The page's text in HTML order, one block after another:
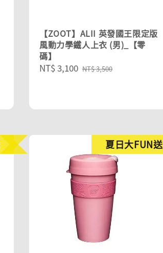
【ZOOT】ALII 英發國王限定版
風動力學鐵人上衣 (男)_【零
碼】
Sale
NT$ 3,100 Regular
NT$ 3,500
夏日大FUN送